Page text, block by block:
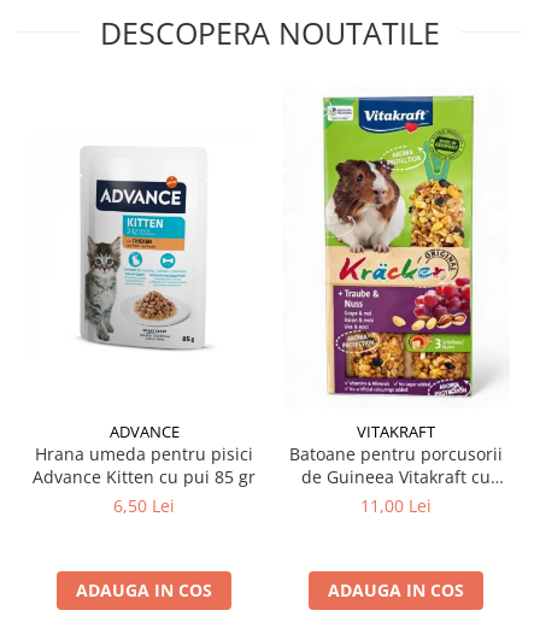
DESCOPERA NOUTATILE
ADVANCE
Hrana umeda pentru pisici
Advance Kitten cu pui 85 gr
6,50 Lei
ADAUGA IN COS
VITAKRAFT
Batoane pentru porcusorii
de Guineea Vitakraft cu
struguri & nuci 2 buc
11,00 Lei
ADAUGA IN COS